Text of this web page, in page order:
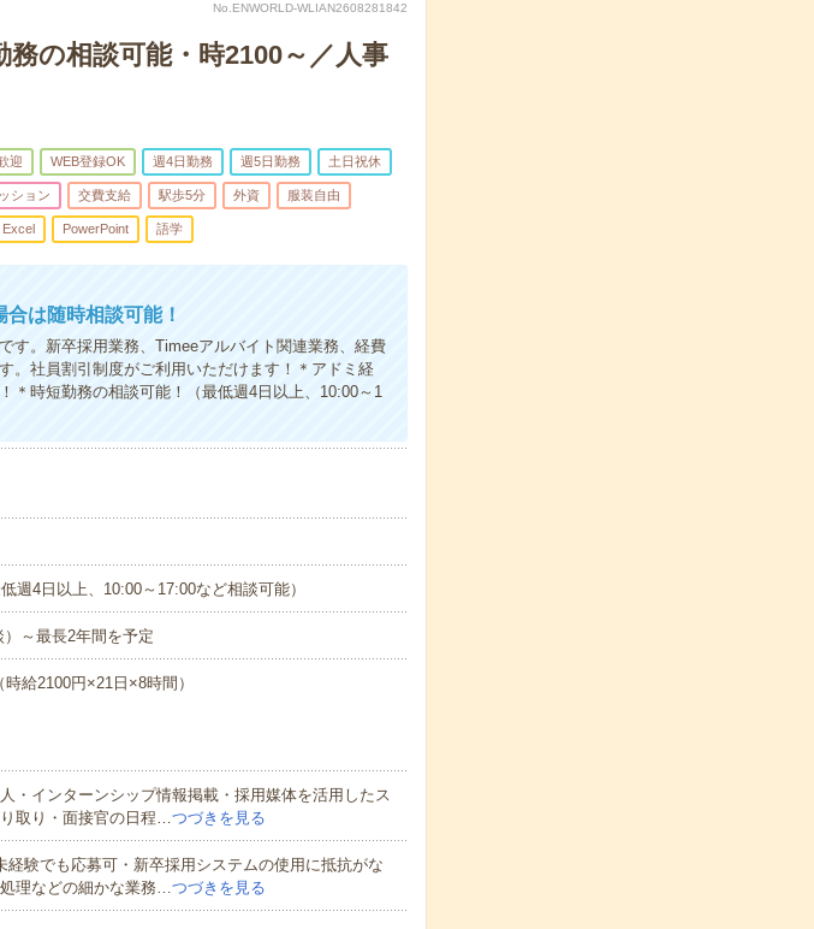
No.ENWORLD-WLIAN2608281842
の相談可能・時2100～／人事
迎 WEB登録OK 週4日勤務 週5日勤務 土日祝休
ション 交費支給 駅歩5分 外資 服装自由
Excel PowerPoint 語学
は随時相談可能！
す。新卒採用業務、Timeeアルバイト関連業務、経費
。社員割引制度がご利用いただけます！＊アドミ経
＊時短勤務の相談可能！（最低週4日以上、10:00～1
4日以上、10:00～17:00など相談可能）
～最長2年間を予定
給2100円×21日×8時間）
・インターンシップ情報掲載・採用媒体を活用したス
取り・面接官の日程…つづきを見る
経験でも応募可・新卒採用システムの使用に抵抗がな
理などの細かな業務…つづきを見る